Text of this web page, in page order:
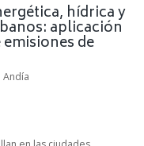
hídrica y
aplicación
de
Andía